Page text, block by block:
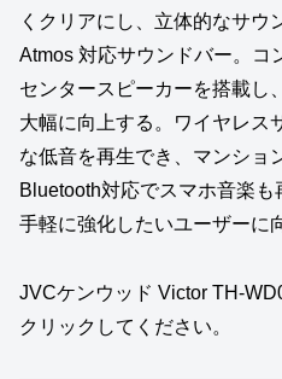
くクリアにし、立体的なサウ
Atmos 対応サウンドバー。コ
センタースピーカーを搭載し
大幅に向上する。ワイヤレス
な低音を再生でき、マンショ
Bluetooth対応でスマホ音楽
手軽に強化したいユーザーに
JVCケンウッド Victor
クリックしてください。